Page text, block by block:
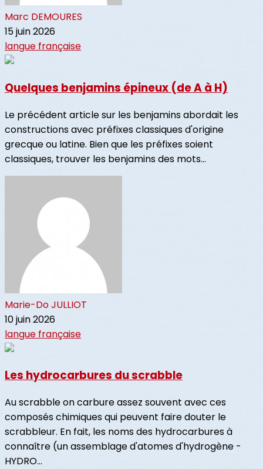
Marc DEMOURES
15 juin 2026
langue française
Quelques benjamins épineux (de A à H)
Le précédent article sur les benjamins abordait les
constructions avec préfixes classiques d'origine
grecque ou latine. Bien que les préfixes soient
classiques, trouver les benjamins des mots...
Marie-Do JULLIOT
10 juin 2026
langue française
Les hydrocarbures du scrabble
Au scrabble on carbure assez souvent avec ces
composés chimiques qui peuvent faire douter le
scrabbleur. En fait, les noms des hydrocarbures à
connaître (un assemblage d'atomes d'hydrogène -
HYDRO...